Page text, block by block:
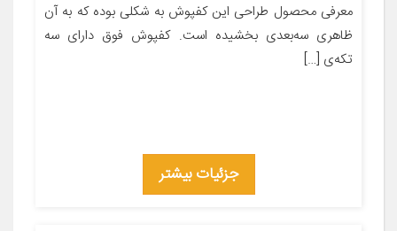
معرفی محصول طراحی این کفپوش به شکلی بوده که به آن
ظاهری سه‌بعدی بخشیده است. کفپوش فوق دارای سه
تکه‌ی […]
جزئیات بیشتر